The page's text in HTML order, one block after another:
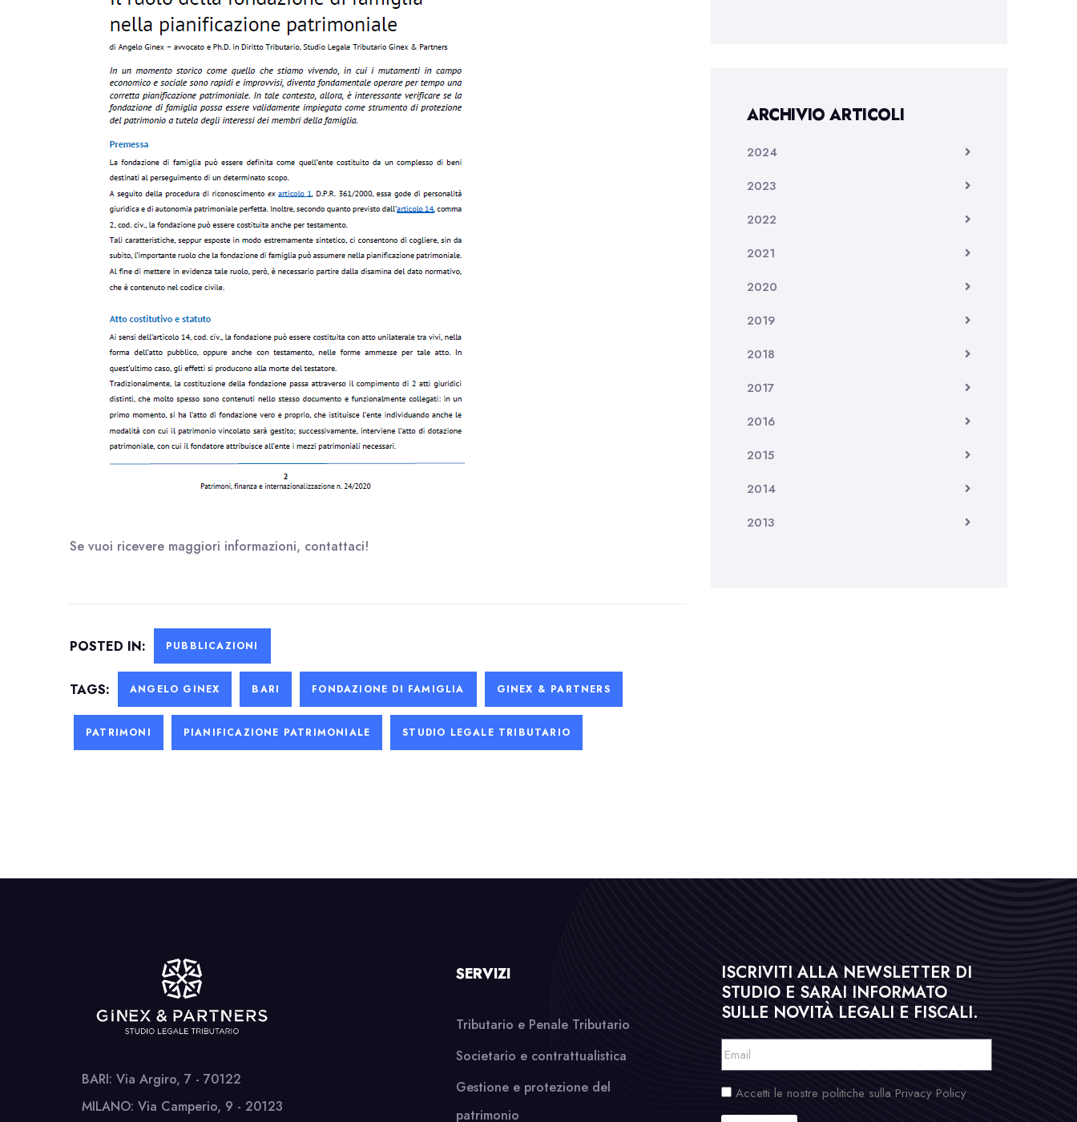
Se vuoi ricevere maggiori informazioni, contattaci!
POSTED IN: PUBBLICAZIONI
TAGS: ANGELO GINEX BARI FONDAZIONE DI FAMIGLIA GINEX & PARTNERS
PATRIMONI PIANIFICAZIONE PATRIMONIALE STUDIO LEGALE TRIBUTARIO
ARCHIVIO ARTICOLI
2024
2023
2022
2021
2020
2019
2018
2017
2016
2015
2014
2013
BARI: Via Argiro, 7 - 70122
MILANO: Via Camperio, 9 - 20123
SERVIZI
Tributario e Penale Tributario
Societario e contrattualistica
Gestione e protezione del
patrimonio
ISCRIVITI ALLA NEWSLETTER DI
STUDIO E SARAI INFORMATO
SULLE NOVITÀ LEGALI E FISCALI.
Accetti le nostre politiche sulla Privacy Policy